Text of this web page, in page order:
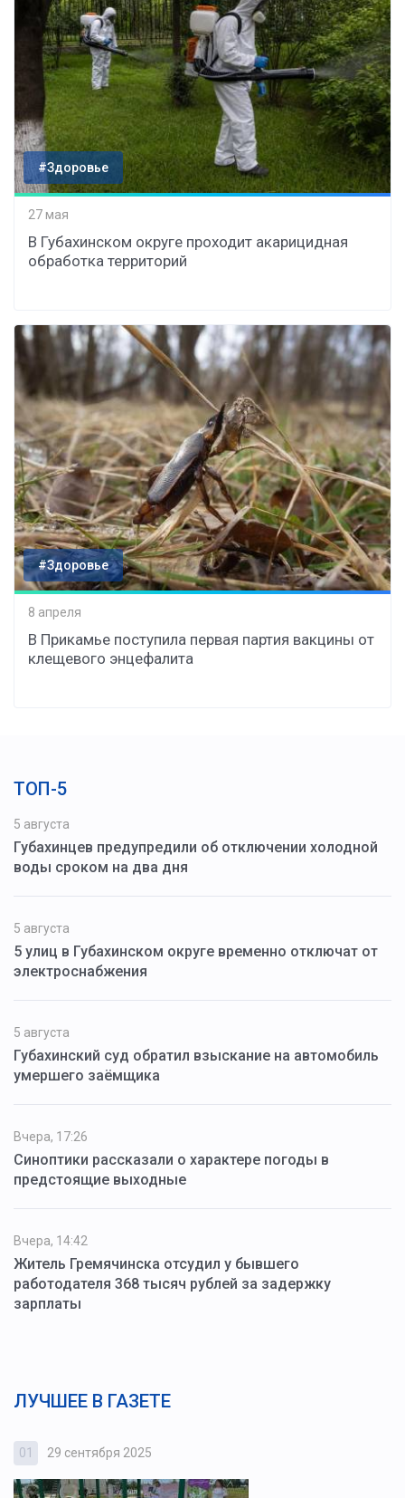
#Здоровье
27 мая
В Губахинском округе проходит акарицидная
обработка территорий
#Здоровье
8 апреля
В Прикамье поступила первая партия вакцины от
клещевого энцефалита
ТОП-5
5 августа
Губахинцев предупредили об отключении холодной
воды сроком на два дня
5 августа
5 улиц в Губахинском округе временно отключат от
электроснабжения
5 августа
Губахинский суд обратил взыскание на автомобиль
умершего заёмщика
Вчера, 17:26
Синоптики рассказали о характере погоды в
предстоящие выходные
Вчера, 14:42
Житель Гремячинска отсудил у бывшего
работодателя 368 тысяч рублей за задержку
зарплаты
ЛУЧШЕЕ В ГАЗЕТЕ
01 29 сентября 2025